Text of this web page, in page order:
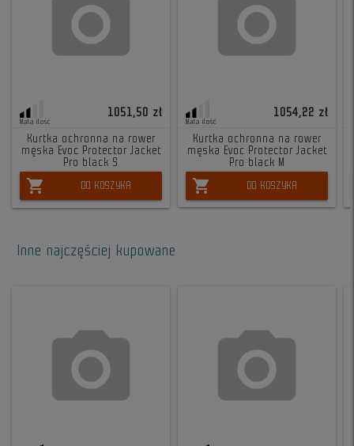
Mała ilość
1051,50 zł
Kurtka ochronna na rower
męska Evoc Protector Jacket
Pro black S
shopping_cart DO KOSZYKA
Mała ilość
1054,22 zł
Kurtka ochronna na rower
męska Evoc Protector Jacket
Pro black M
shopping_cart DO KOSZYKA
Inne najczęściej kupowane